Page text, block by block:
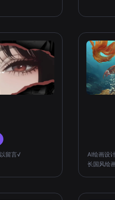
留言√
AI绘画设
长国风绘